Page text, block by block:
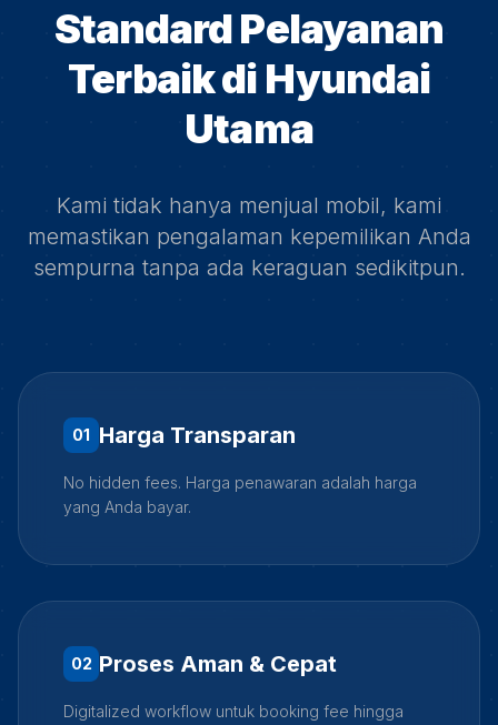
Standard Pelayanan
Terbaik di Hyundai
Utama
Kami tidak hanya menjual mobil, kami
memastikan pengalaman kepemilikan Anda
sempurna tanpa ada keraguan sedikitpun.
01 Harga Transparan
No hidden fees. Harga penawaran adalah harga
yang Anda bayar.
02 Proses Aman & Cepat
Digitalized workflow untuk booking fee hingga